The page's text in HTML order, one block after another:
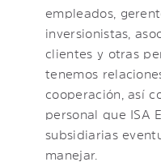
empleados,
inversionistas,
clientes y otras
tenemos
cooperación, así
personal que ISA
subsidiarias
manejar.